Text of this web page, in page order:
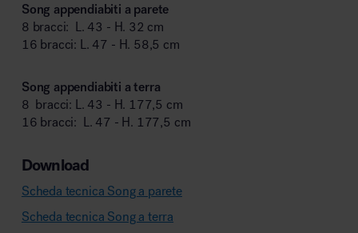
Song appendiabiti a parete
8 bracci: L. 43 - H. 32 cm
16 bracci: L. 47 - H. 58,5 cm
Song appendiabiti a terra
8 bracci: L. 43 - H. 177,5 cm
16 bracci: L. 47 - H. 177,5 cm
Download
Scheda tecnica Song a parete
Scheda tecnica Song a terra